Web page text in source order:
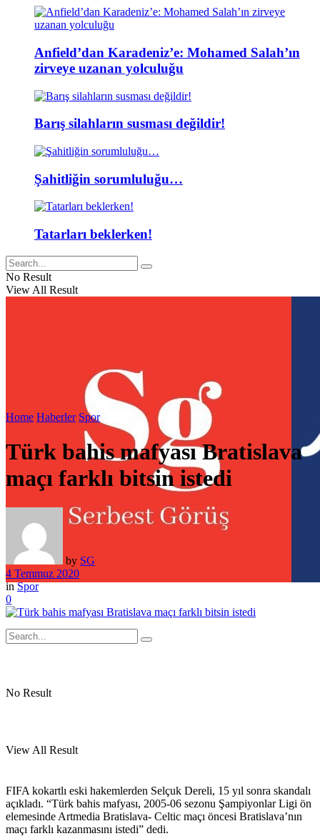
Anfield’dan Karadeniz’e: Mohamed Salah’ın
zirveye uzanan yolculuğu
Barış silahların susması değildir!
Şahitliğin sorumluluğu…
Tatarları beklerken!
No Result
View All Result
No Result
View All Result
Home Haberler Spor
Türk bahis mafyası Bratislava
maçı farklı bitsin istedi
by SG
4 Temmuz 2020
in Spor
0
FIFA kokartlı eski hakemlerden Selçuk Dereli, 15 yıl sonra skandalı
açıkladı. “Türk bahis mafyası, 2005-06 sezonu Şampiyonlar Ligi ön
elemesinde Artmedia Bratislava- Celtic maçı öncesi Bratislava’nın
maçı farklı kazanmasını istedi” dedi.